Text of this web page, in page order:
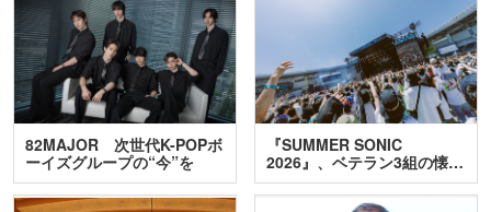
82MAJOR 次世代K-POPボ
ーイズグループの“今”を
訊…
『SUMMER SONIC
2026』、ベテラン3組の懐…